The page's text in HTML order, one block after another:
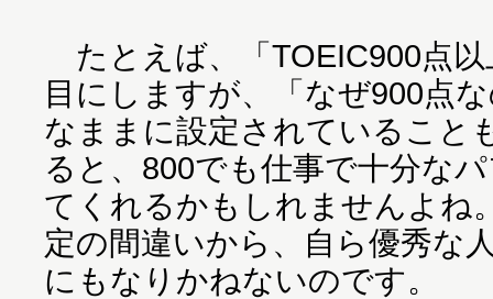
たとえば、「TOEIC900点
目にしますが、「なぜ900点
なままに設定されていること
ると、800でも仕事で十分な
てくれるかもしれませんよね
定の間違いから、自ら優秀な
にもなりかねないのです。